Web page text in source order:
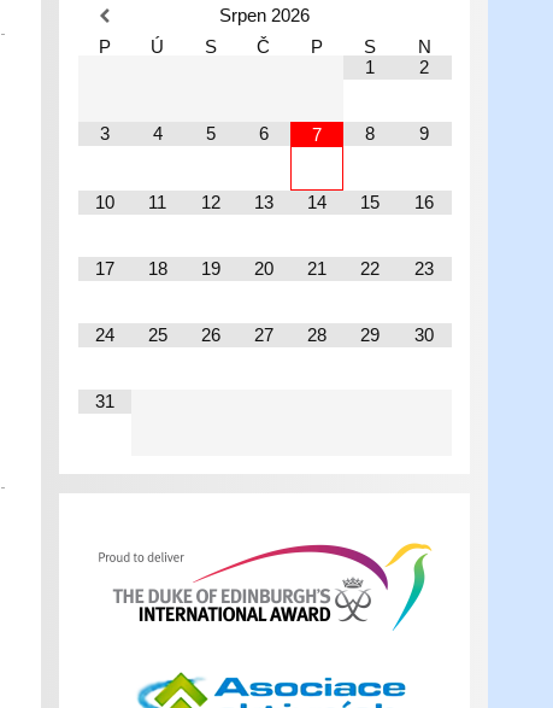
Srpen 2026
P
Ú S Č P S
N
1
2
3 4 5 6 7 8 9
10 11 12 13 14 15 16
17 18 19 20 21 22 23
24 25 26 27 28 29 30
31